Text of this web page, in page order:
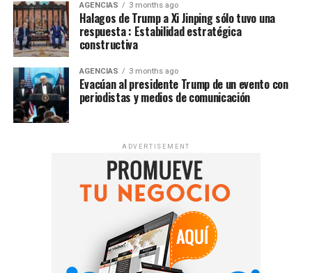
AGENCIAS 3 months ago
Halagos de Trump a Xi Jinping sólo tuvo una
respuesta : Estabilidad estratégica
constructiva
AGENCIAS 3 months ago
Evacúan al presidente Trump de un evento con
periodistas y medios de comunicación
ADVERTISEMENT